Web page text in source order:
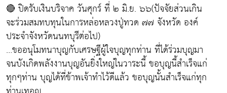
🔴 ปิดรับเงินบริจาค วันศุกร์ ที่ ๒ มิ.ย. ๖๖(ปัจจัยส่วนเกิน
จะร่วมสมทบทุนในการหล่อหลวงปู่ทวด ๗๗ จังหวัด องค์
ประจำจังหวัดนนทบุรีต่อไป)
…ขออนุโมทนาบุญกับเศรษฐีผู้ใจบุญทุกท่าน ที่ได้ร่วมบุญมา
จนบังเกิดพลังงานบุญอันยิ่งใหญ่ในวาระนี้ ขอบุญนี้สำเร็จแก่
ทุกๆท่าน บุญได้ที่ข้าพเจ้าทำไว้ดีแล้ว ขอบุญนั้นสำเร็จแก่ทุก